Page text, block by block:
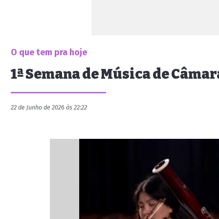
O que tem pra hoje
1ª Semana de Música de
22 de Junho de 2026 às 22:22